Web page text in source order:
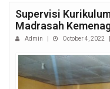
Supervisi
Madrasah
Admin October 4, 2022